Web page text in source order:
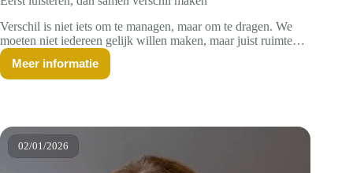
Verschil is niet iets om te managen, maar om te dragen. We
moeten niet iedereen gelijk willen maken, maar juist ruimte
laten voor verschil. En voordat we oordelen, is het belangrijk
om eerst eens te luisteren, de waaróm-vraag te stellen.
Meer informatie
Eerst
luisteren,
maken
02/01/2026